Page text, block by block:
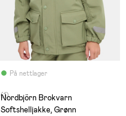
På nettlager
(1)
Nordbjörn Brokvarn
Softshelljakke, Grønn